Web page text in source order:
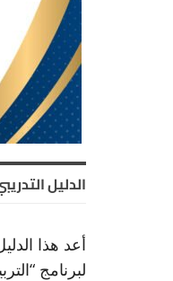
الدليل
أعد هذا
لبرنامج